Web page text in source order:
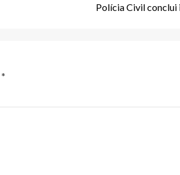
Polícia Civil
*